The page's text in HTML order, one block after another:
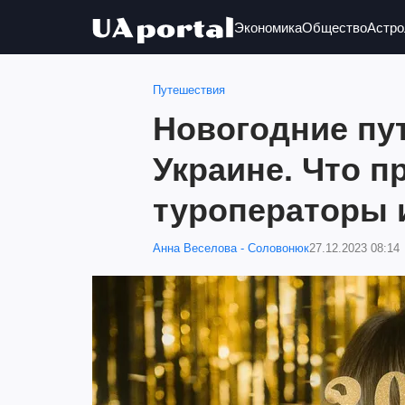
ЭкономикаОбщество
Путешествия
Новогодние
Украине. Что
туроператоры
Анна Веселова - Соловонюк27.12.2023 08:14